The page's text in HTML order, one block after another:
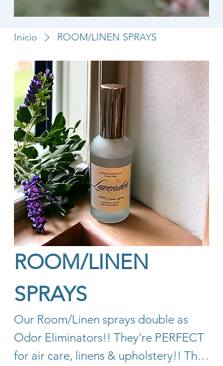
Inicio ROOM/LINEN SPRAYS
ROOM/LINEN
SPRAYS
Our Room/Linen sprays double as
Odor Eliminators!! They’re PERFECT
for air care, linens & upholstery!! They